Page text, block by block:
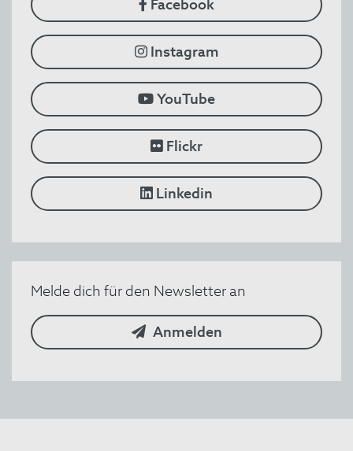
Facebook
Instagram
YouTube
Flickr
Linkedin
​Melde dich für den Newsletter an
Anmelden